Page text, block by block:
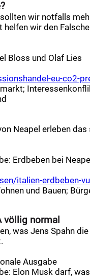
wir notfalls
helfen wir den
Bloss und Olaf Lies
eu-co2-
;
Neapel erleben
Erdbeben bei
italien-erdbeben-
und Bauen;
völlig normal
was Jens Spahn
Ausgabe
Elon Musk darf,